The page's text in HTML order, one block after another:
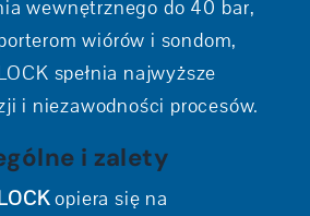
wewnętrznego do 40 bar,
wiórów i sondom,
spełnia najwyższe
i niezawodności procesów.
i zalety
opiera się na